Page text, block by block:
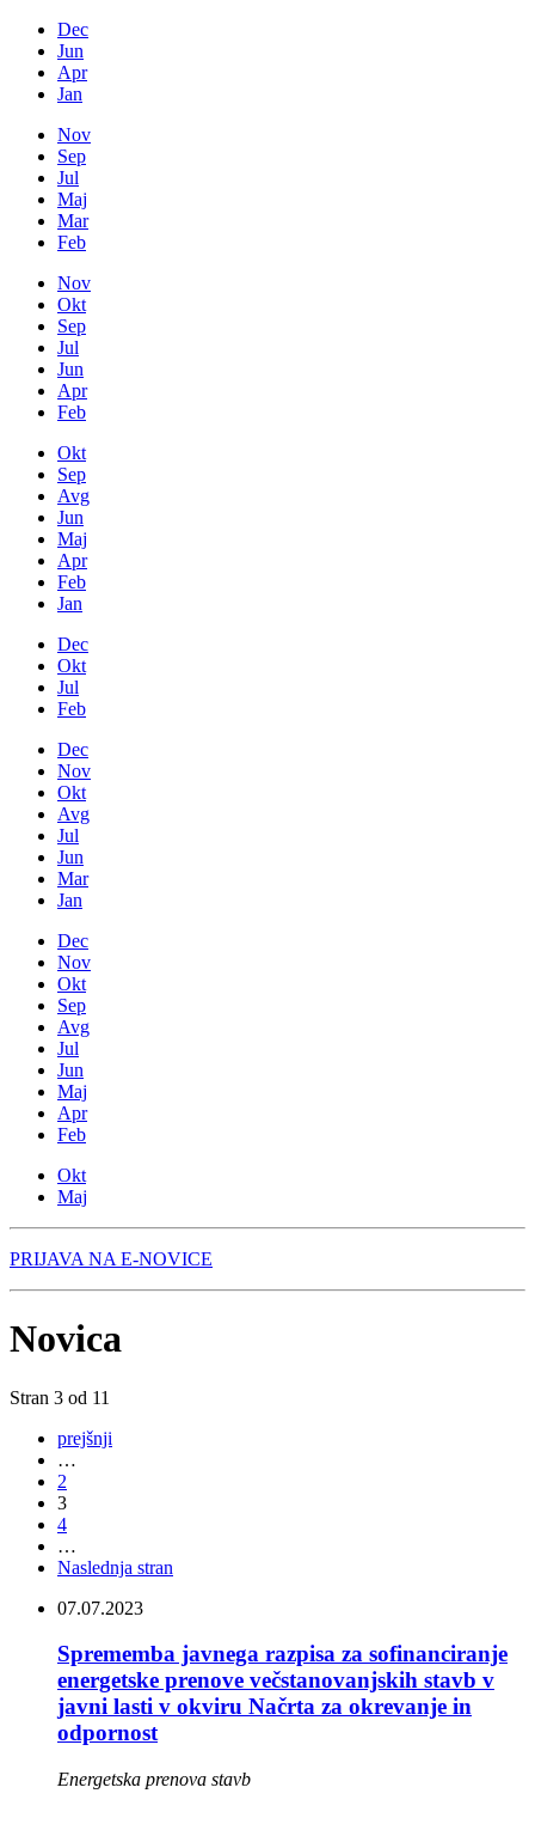
Dec
Jun
Apr
Jan
Nov
Sep
Jul
Maj
Mar
Feb
Nov
Okt
Sep
Jul
Jun
Apr
Feb
Okt
Sep
Avg
Jun
Maj
Apr
Feb
Jan
Dec
Okt
Jul
Feb
Dec
Nov
Okt
Avg
Jul
Jun
Mar
Jan
Dec
Nov
Okt
Sep
Avg
Jul
Jun
Maj
Apr
Feb
Okt
Maj
PRIJAVA NA E-NOVICE
Novica
Stran 3 od 11
prejšnji
…
2
3
4
…
Naslednja stran
07.07.2023
Sprememba javnega razpisa za sofinanciranje
energetske prenove večstanovanjskih stavb v
javni lasti v okviru Načrta za okrevanje in
odpornost
Energetska prenova stavb